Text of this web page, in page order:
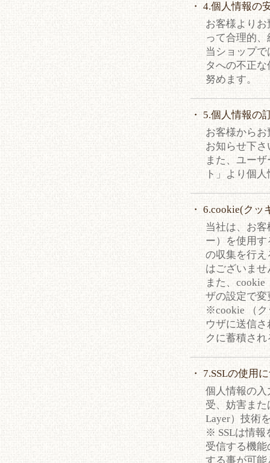
・ 4.個人情報の
お客様より
って合理的
当ショップ
タへの不正
努めます。
・ 5.個人情報の
お客様から
お知らせ下さ
また、ユー
ト」より個
・ 6.cookie(ク
当社は、お
ー）を使用
の収集を行
はございませ
また、
ザの設定で
※cookie （ク
ウザに送信
クに蓄積さ
・ 7.SSLの使用
個人情報の
受、妨害また
Layer）技術
※ SSLは情報
受信する機
する事が可